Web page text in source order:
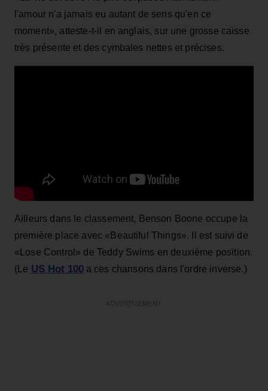
l'amour n'a jamais eu autant de sens qu'en ce
moment», atteste-t-il en anglais, sur une grosse caisse
très présente et des cymbales nettes et précises.
Ailleurs dans le classement, Benson Boone occupe la
première place avec «Beautiful Things». Il est suivi de
«Lose Control» de Teddy Swims en deuxième position.
(Le US Hot 100a ces chansons dans l'ordre inverse.)